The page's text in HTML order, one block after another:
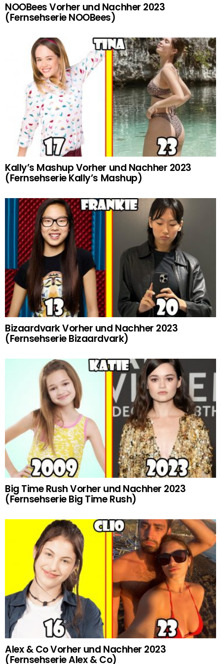
NOOBees Vorher und Nachher 2023
(Fernsehserie NOOBees)
Kally’s Mashup Vorher und Nachher 2023
(Fernsehserie Kally’s Mashup)
Bizaardvark Vorher und Nachher 2023
(Fernsehserie Bizaardvark)
Big Time Rush Vorher und Nachher 2023
(Fernsehserie Big Time Rush)
Alex & Co Vorher und Nachher 2023
(Fernsehserie Alex & Co)